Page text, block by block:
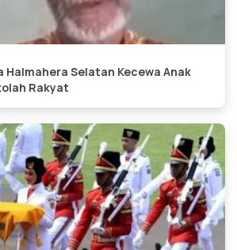
Halmahera Selatan Kecewa Anak
Rakyat